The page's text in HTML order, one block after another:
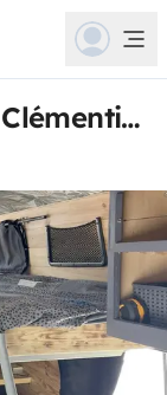
Furgão transformado de Clémentine